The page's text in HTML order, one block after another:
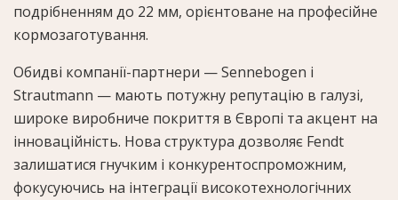
подрібненням до 22 мм, орієнтоване на професійне
кормозаготування.
Обидві компанії-партнери — Sennebogen і
Strautmann — мають потужну репутацію в галузі,
широке виробниче покриття в Європі та акцент на
інноваційність. Нова структура дозволяє Fendt
залишатися гнучким і конкурентоспроможним,
фокусуючись на інтеграції високотехнологічних